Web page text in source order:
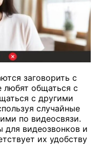
заговорить с
любят общаться с
с другими
случайные
по видеосвязи.
видеозвонков и
их удобству